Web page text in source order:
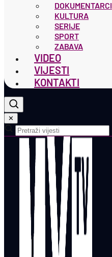
DOKUMENTARCI
KULTURA
SERIJE
SPORT
ZABAVA
VIDEO
VIJESTI
KONTAKTI
✕